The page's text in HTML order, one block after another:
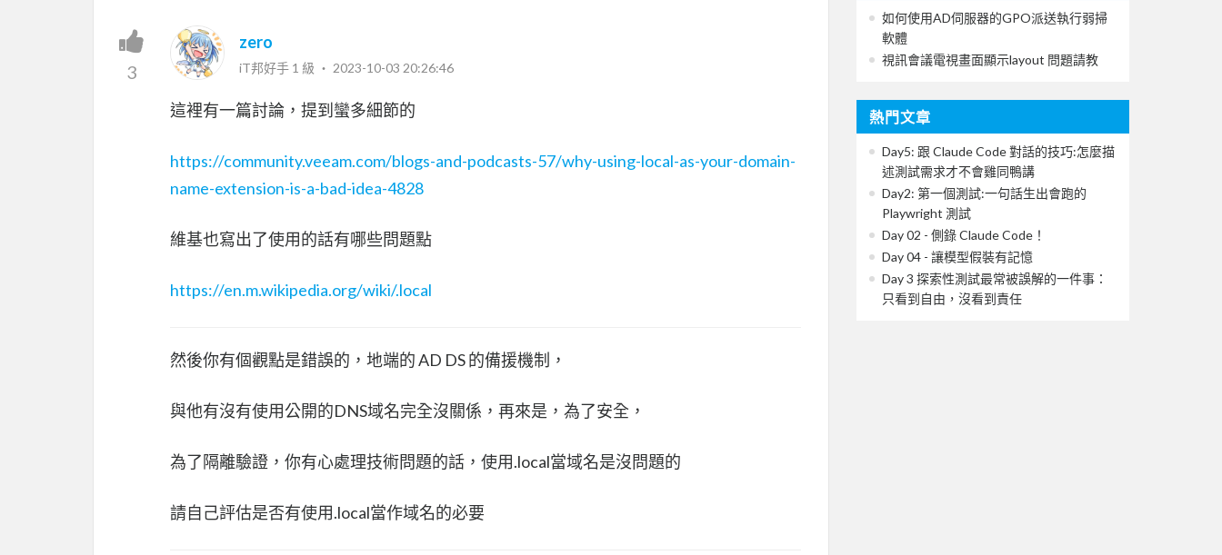
3
zero
iT邦好手 1 級 ‧ 2023-10-03 20:26:46
這裡有一篇討論，提到蠻多細節的
https://community.veeam.com/blogs-and-podcasts-57/why-using-local-as-your-domain-
name-extension-is-a-bad-idea-4828
維基也寫出了使用的話有哪些問題點
https://en.m.wikipedia.org/wiki/.local
然後你有個觀點是錯誤的，地端的 AD DS 的備援機制，
與他有沒有使用公開的DNS域名完全沒關係，再來是，為了安全，
為了隔離驗證，你有心處理技術問題的話，使用.local當域名是沒問題的
請自己評估是否有使用.local當作域名的必要
如何使用AD伺服器的GPO派送執行弱掃
軟體
視訊會議電視畫面顯示layout 問題請教
熱門文章
Day5: 跟 Claude Code 對話的技巧:怎麼描
述測試需求才不會雞同鴨講
Day2: 第一個測試:一句話生出會跑的
Playwright 測試
Day 02 - 側錄 Claude Code！
Day 04 - 讓模型假裝有記憶
Day 3 探索性測試最常被誤解的一件事：
只看到自由，沒看到責任